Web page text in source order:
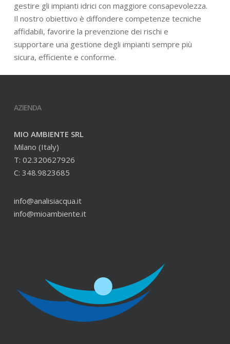
gestire gli impianti idrici con maggiore consapevolezza.
Il nostro obiettivo è diffondere competenze tecniche
affidabili, favorire la prevenzione dei rischi e
supportare una gestione degli impianti sempre più
sicura, efficiente e conforme.
AZIENDA
MIO AMBIENTE SRL
Milano (Italy)
T: 02.320627926
C: 348.9823685
info@analisiacqua.it
info@mioambiente.it